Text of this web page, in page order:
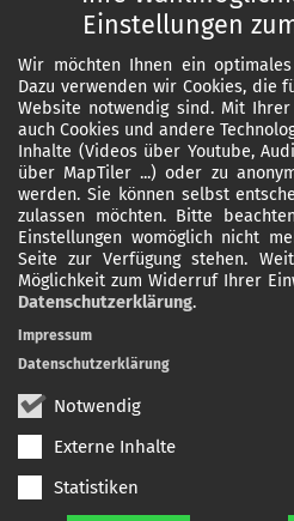
Einstellungen
Wir möchten Ihnen ein
Dazu verwenden wir Cookies, die
Website notwendig sind. Mit
auch Cookies und andere
Inhalte (Videos über Youtube,
über MapTiler ...) oder zu
werden. Sie können selbst
zulassen möchten. Bitte
Einstellungen womöglich nicht
Seite zur Verfügung stehen.
Möglichkeit zum Widerruf Ihrer
Datenschutzerklärung.
Notwendig
Externe Inhalte
Statistiken
Impressum
Datenschutzerklärung